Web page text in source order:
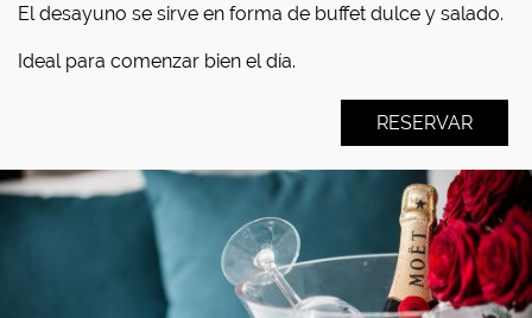
El desayuno se sirve en forma de buffet dulce y salado.
Ideal para comenzar bien el día.
RESERVAR